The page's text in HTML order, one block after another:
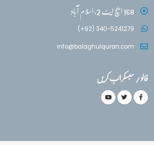
168 ایچ ایٹ 2، اسلام آباد
(+92) 340-5241279
info@balaghulquran.com
فالو / سبسکرائب کریں